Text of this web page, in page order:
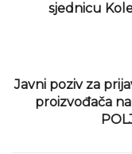
sjednicu
Javni poziv za
proizvođača